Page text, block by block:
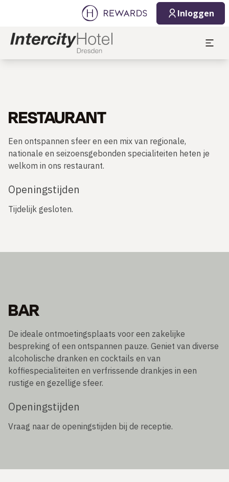
Inloggen
RESTAURANT
Een ontspannen sfeer en een mix van regionale,
nationale en seizoensgebonden specialiteiten heten je
welkom in ons restaurant.
Openingstijden
Tijdelijk gesloten.
BAR
De ideale ontmoetingsplaats voor een zakelijke
bespreking of een ontspannen pauze. Geniet van diverse
alcoholische dranken en cocktails en van
koffiespecialiteiten en verfrissende drankjes in een
rustige en gezellige sfeer.
Openingstijden
Vraag naar de openingstijden bij de receptie.